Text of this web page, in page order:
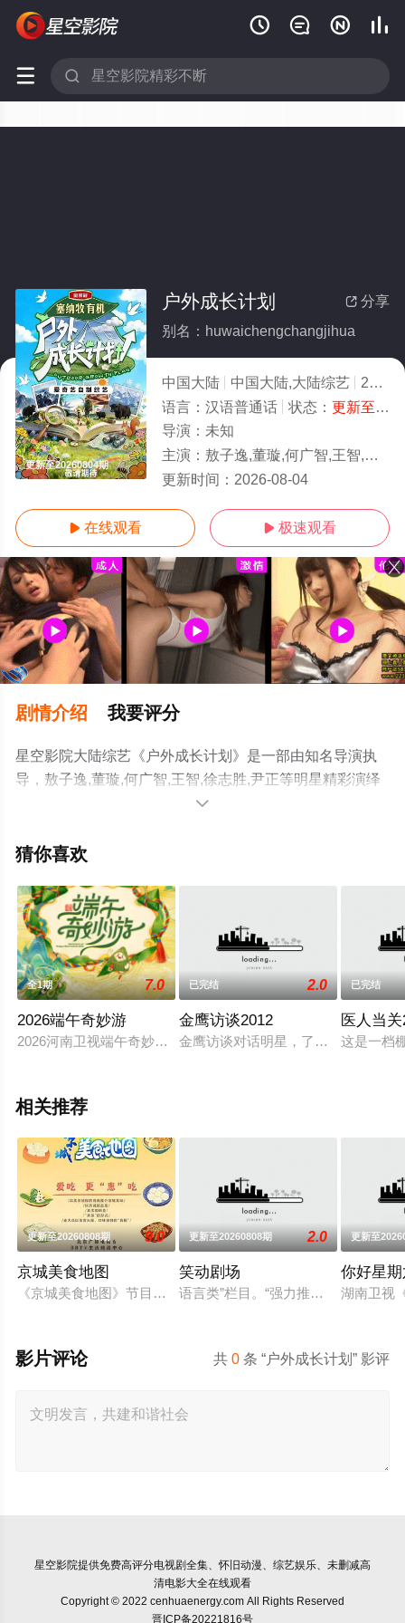
   
 
更新至20260804期
 分享
户外成长计划
别名：huwaichengchangjihua
中国大陆 中国大陆,大陆综艺 2026
语言： 汉语普通话 状态： 更新至20260804期
导演： 未知
主演： 敖子逸,董璇,何广智,王智,徐志胜,尹正
更新时间： 2026-08-04
 在线观看  极速观看
剧情介绍 我要评分
星空影院大陆综艺《户外成长计划》是一部由知名导演执
导，敖子逸,董璇,何广智,王智,徐志胜,尹正等明星精彩演绎
的中国大陆综艺，手机免费观看高清无删减完整版综艺节
猫或剧情网等平台了解。

猜你喜欢
全1期 7.0
2026端午奇妙游
2026河南卫视端午奇妙游以“争上游、拔头筹、立潮头”为核心
已完结 2.0
金鹰访谈2012
金鹰访谈对话明星，了解明星台前幕
已完结
医人当
这是一档
相关推荐
更新至20260808期 9.0
京城美食地图
《京城美食地图》节目组的美食侦探邀约行业专家和爱吃团网
更新至20260808期 2.0
笑动剧场
语言类”栏目。“强力推出”第一时段，
更新至
你好星
湖南卫视
共0 条 “户外成长计划” 影评
影片评论
星空影院提供免费高评分电视剧全集、怀旧动漫、综艺娱乐、未删减高
清电影大全在线观看
Copyright © 2022 cenhuaenergy.com All Rights Reserved
晋ICP备20221816号